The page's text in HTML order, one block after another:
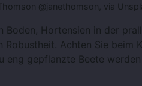
@janethomson, via
Boden, Hortensien in der
Achten Sie beim
gepflanzte Beete